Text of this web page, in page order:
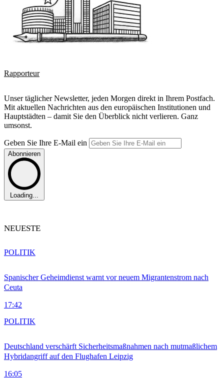
Rapporteur
Unser täglicher Newsletter, jeden Morgen direkt in Ihrem Postfach.
Mit aktuellen Nachrichten aus den europäischen Institutionen und
Hauptstädten – damit Sie den Überblick nicht verlieren. Ganz
umsonst.
Geben Sie Ihre E-Mail ein
Abonnieren
Loading...
NEUESTE
Spanischer Geheimdienst warnt vor neuem Migrantenstrom nach
Ceuta
17:42
POLITIK
Deutschland verschärft Sicherheitsmaßnahmen nach mutmaßlichem
Hybridangriff auf den Flughafen Leipzig
16:05
POLITIK